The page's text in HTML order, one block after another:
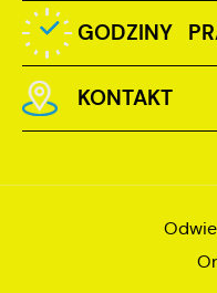
GODZINY
KONTAKT